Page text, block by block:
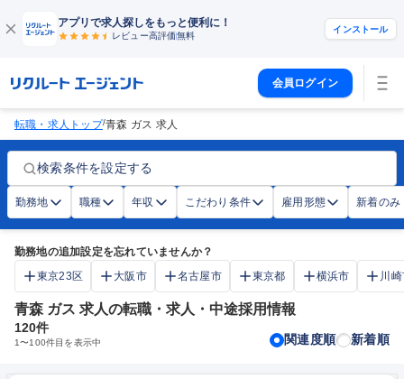
アプリで求人探しをもっと便利に！
レビュー高評価無料
インストール
会員ログイン
転職・求人トップ/青森 ガス 求人
検索条件を設定する
勤務地 職種 年収 こだわり条件 雇用形態 新着のみ
勤務地の追加設定を忘れていませんか？
東京23区
大阪市 名古屋市 東京都 横浜市 川
青森 ガス 求人の転職・求人・中途採用情報
120件
1〜100件目を表示中 関連度順 新着順